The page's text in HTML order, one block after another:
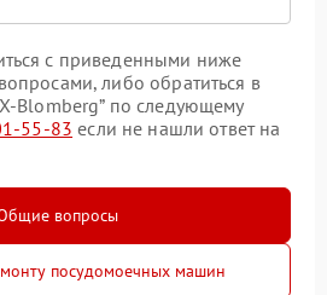
с приведенными ниже
либо обратиться в
Blomberg” по следующему
55-83 если не нашли ответ на
вопросы
посудомоечных машин